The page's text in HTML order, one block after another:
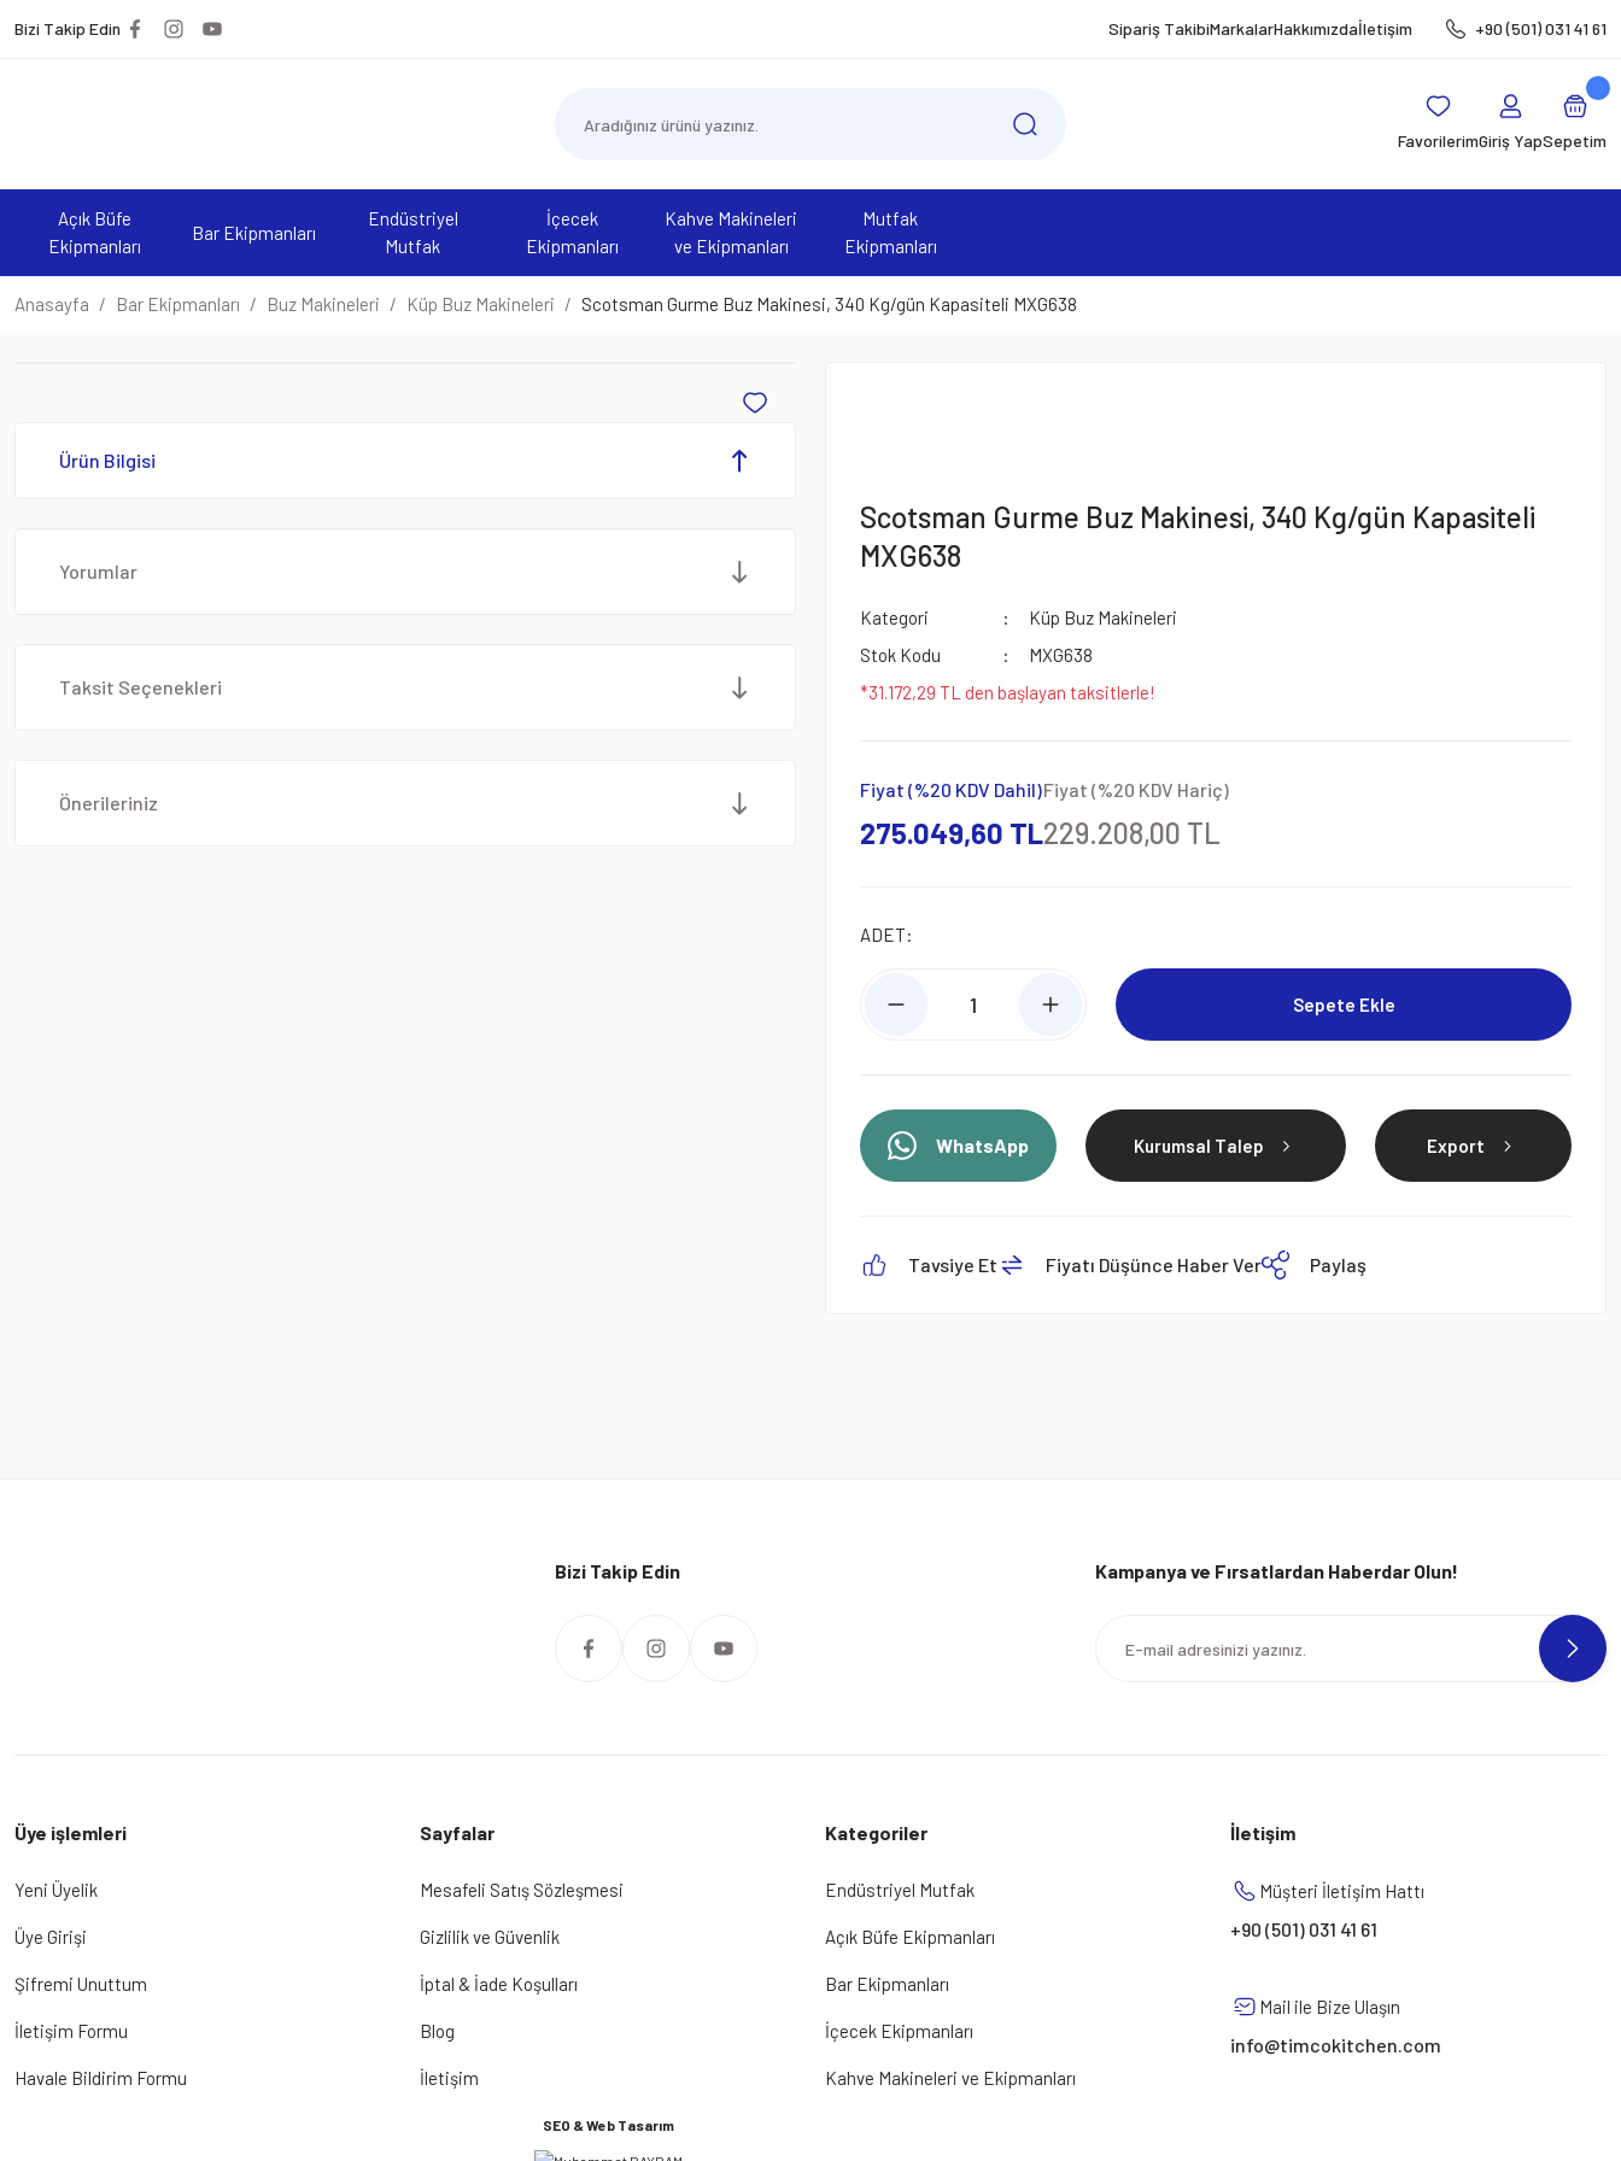
Bizi Takip Edin Sipariş TakibiMarkalarHakkımızdaİletişim +90 (501) 031 41 61
FavorilerimGiriş YapSepetim
Açık Büfe
Ekipmanları
Bar Ekipmanları
Endüstriyel
Mutfak
İçecek
Ekipmanları
Kahve Makineleri
ve Ekipmanları
Mutfak
Ekipmanları
Anasayfa Bar Ekipmanları Buz Makineleri Küp Buz Makineleri Scotsman Gurme Buz Makinesi, 340 Kg/gün Kapasiteli MXG638
Ürün Bilgisi
Yorumlar
Taksit Seçenekleri
Önerileriniz
Scotsman Gurme Buz Makinesi, 340 Kg/gün Kapasiteli
MXG638
Kategori
Küp Buz Makineleri
Stok Kodu
MXG638
*31.172,29 TL den başlayan taksitlerle!
Fiyat (%20 KDV Dahil)
275.049,60 TL
Fiyat (%20 KDV Hariç)
229.208,00 TL
ADET:
Sepete Ekle
WhatsApp Kurumsal Talep Export
Tavsiye Et Fiyatı Düşünce Haber Ver Paylaş
Bizi Takip Edin Kampanya ve Fırsatlardan Haberdar Olun!
Üye işlemleri
Yeni Üyelik
Üye Girişi
Şifremi Unuttum
İletişim Formu
Havale Bildirim Formu
Sayfalar
Mesafeli Satış Sözleşmesi
Gizlilik ve Güvenlik
İptal & İade Koşulları
Blog
İletişim
Kategoriler
Endüstriyel Mutfak
Açık Büfe Ekipmanları
Bar Ekipmanları
İçecek Ekipmanları
Kahve Makineleri ve Ekipmanları
SEO & Web Tasarım
İletişim
Müşteri İletişim Hattı
+90 (501) 031 41 61
Mail ile Bize Ulaşın
info@timcokitchen.com